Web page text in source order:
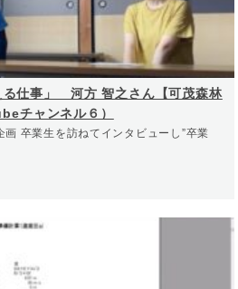
る仕事」 河方 智之さん【可茂森林
チャンネル６）
卒業生を訪ねてインタビューし”卒業